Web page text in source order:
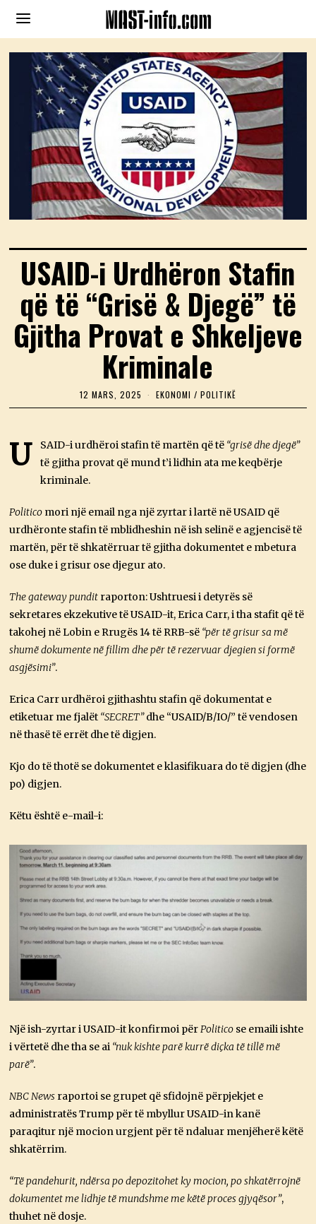
USAID-i Urdhëron Stafin
që të “Grisë & Djegë” të
Gjitha Provat e Shkeljeve
Kriminale
12 MARS, 2025
2
S
,
5
EKONOMI / POLITIKË
U SAID-i urdhëroi stafin të martën që të “grisë dhe djegë”
të gjitha provat që mund t’i lidhin ata me keqbërje
kriminale.
Politico mori një email nga një zyrtar i lartë në USAID që
urdhëronte stafin të mblidheshin në ish selinë e agjencisë të
martën, për të shkatërruar të gjitha dokumentet e mbetura
ose duke i grisur ose djegur ato.
The gateway pundit raporton: Ushtruesi i detyrës së
sekretares ekzekutive të USAID-it, Erica Carr, i tha stafit që të
takohej në Lobin e Rrugës 14 të RRB-së “për të grisur sa më
shumë dokumente në fillim dhe për të rezervuar djegien si formë
asgjësimi”.
Erica Carr urdhëroi gjithashtu stafin që dokumentat e
etiketuar me fjalët “SECRET”dhe “USAID/B/IO/” të vendosen
në thasë të errët dhe të digjen.
Kjo do të thotë se dokumentet e klasifikuara do të digjen (dhe
po) digjen.
Këtu është e-mail-i:
Një ish-zyrtar i USAID-it konfirmoi përPolitico se emaili ishte
i vërtetë dhe tha se ai “nuk kishte parë kurrë diçka të tillë më
parë”.
NBC News raportoi se grupet që sfidojnë përpjekjet e
administratës Trump për të mbyllur USAID-in kanë
paraqitur një mocion urgjent për të ndaluar menjëherë këtë
shkatërrim.
“Të pandehurit, ndërsa po depozitohet ky mocion, po shkatërrojnë
dokumentet me lidhje të mundshme me këtë proces gjyqësor”,
thuhet në dosje.